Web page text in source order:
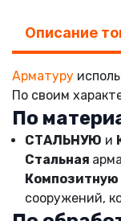
Описание
Арматуру
По своим
По
СТАЛЬНУЮ и
Стальная
Композитную
сооружений,